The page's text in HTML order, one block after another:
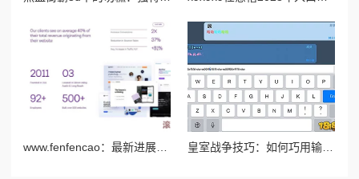
皇室战争技巧：如何巧用输入法改变字体颜色进行个性聊天